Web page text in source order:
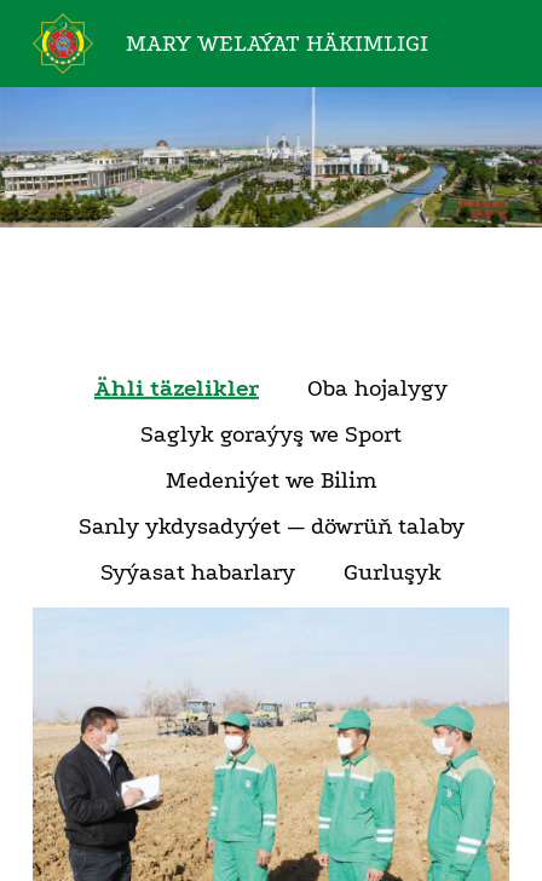
MARY WELAÝAT HÄKIMLIGI
Ähli täzelikler
Oba hojalygy
Saglyk goraýyş we Sport
Medeniýet we Bilim
Sanly ykdysadyýet — döwrüň talaby
Syýasat habarlary
Gurluşyk